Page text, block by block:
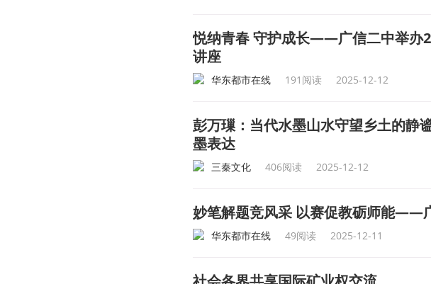
悦纳青春 守护成长——广信二中举办
讲座
华东都市在线 191阅读 2025-12-12
彭万璅：当代水墨山水守望乡土的
墨表达
三秦文化 406阅读 2025-12-12
妙笔解题竞风采 以赛促教砺师能——
华东都市在线 49阅读 2025-12-11